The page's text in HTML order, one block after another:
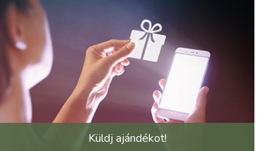
Küldj ajándékot!